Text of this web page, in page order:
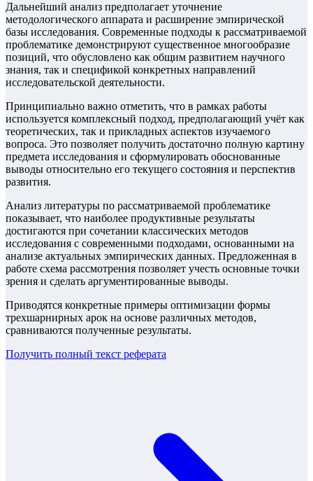
Дальнейший анализ предполагает уточнение
методологического аппарата и расширение эмпирической
базы исследования. Современные подходы к рассматриваемой
проблематике демонстрируют существенное многообразие
позиций, что обусловлено как общим развитием научного
знания, так и спецификой конкретных направлений
исследовательской деятельности.
Принципиально важно отметить, что в рамках работы
используется комплексный подход, предполагающий учёт как
теоретических, так и прикладных аспектов изучаемого
вопроса. Это позволяет получить достаточно полную картину
предмета исследования и сформулировать обоснованные
выводы относительно его текущего состояния и перспектив
развития.
Анализ литературы по рассматриваемой проблематике
показывает, что наиболее продуктивные результаты
достигаются при сочетании классических методов
исследования с современными подходами, основанными на
анализе актуальных эмпирических данных. Предложенная в
работе схема рассмотрения позволяет учесть основные точки
зрения и сделать аргументированные выводы.
Приводятся конкретные примеры оптимизации формы
трехшарнирных арок на основе различных методов,
сравниваются полученные результаты.
Получить полный текст реферата